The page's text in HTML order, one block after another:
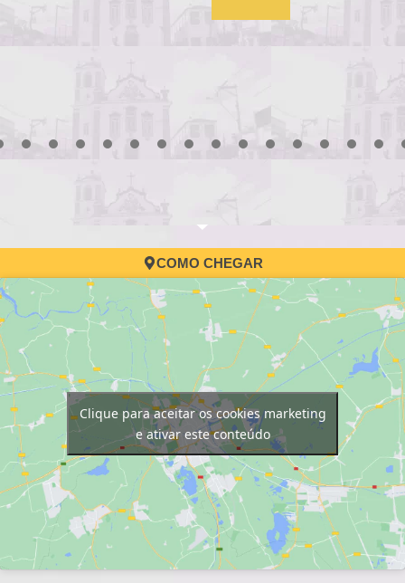
COMO CHEGAR
Clique para aceitar os cookies marketing
e ativar este conteúdo